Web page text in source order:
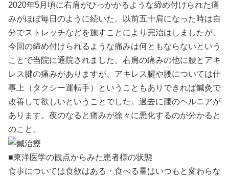
2020年5月頃に右肩がひっかかるような締め付けられた痛
みがほぼ毎日のように続いた。以前五十肩になった時は自
分でストレッチなどを施すことにより完治はしましたが、
今回の締め付けられるような痛みは何ともならないという
ことで当院に通院されました。右肩の痛みの他に腰とアキ
レス腱の痛みがありますが、アキレス腱や腰については仕
事上（タクシー運転手）ということもありできれば鍼灸で
改善して欲しいということでした。過去に腰のヘルニアが
あります。夜のなると痛みが徐々に悪化するのが分かると
のこと。
■東洋医学の観点からみた患者様の状態
食事については食欲はある・食べる量はいつもと変わらな